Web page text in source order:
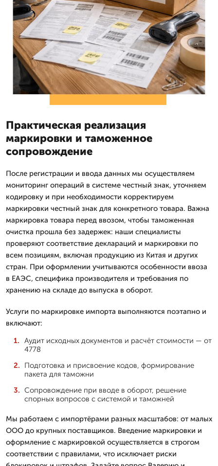
Практическая реализация
маркировки и таможенное
сопровождение
После регистрации и ввода данных мы осуществляем
мониторинг операций в системе честный знак, уточняем
кодировку и при необходимости корректируем
маркировки честный знак для конкретного товара. Важна
маркировка товара перед ввозом, чтобы таможенная
очистка прошла без задержек: наши специалисты
проверяют соответствие деклараций и маркировки по
всем позициям, включая продукцию из Китая и других
стран. При оформлении учитываются особенности ввоза
в ЕАЭС, специфика производителя и требования по
хранению на складе до выпуска в оборот.
Услуги по маркировке импорта выполняются поэтапно и
включают:
Аудит исходных документов и расчёт стоимости — от
4778
Подготовка и присвоение кодов, формирование
пакета для таможни
Сопровождение при вводе в оборот, решение
спорных вопросов с системой и таможней
Мы работаем с импортёрами разных масштабов: от малых
ООО до крупных поставщиков. Введение маркировки и
оформление с маркировкой осуществляется в строгом
соответствии с правилами, что исключает риски